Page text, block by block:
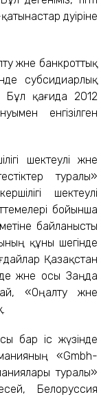
дәуіріне
және банкроттық
субсидиарлық
Бұл қағида 2012
енгізілген
шектеулі және
туралы»
шектеулі
бойынша
байланысты
құны шегінде
Қазақстан
және осы Заңда
«Оңалту және
бар іс жүзінде
«Gmbh-
туралы»
Белоруссия